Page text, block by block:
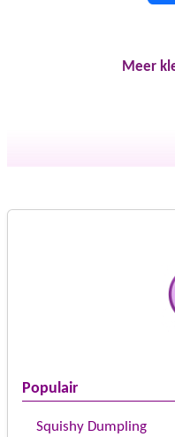
Populair
Squishy Dumpling
Meer